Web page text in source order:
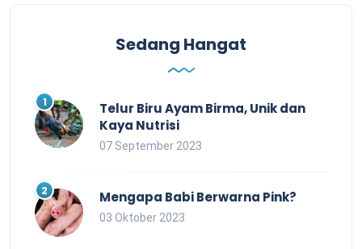
Sedang Hangat
Telur Biru Ayam Birma, Unik dan
Kaya Nutrisi
07 September 2023
Mengapa Babi Berwarna Pink?
03 Oktober 2023